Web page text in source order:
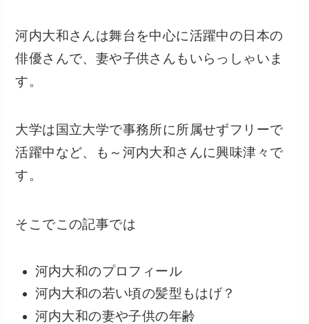
河内大和さんは舞台を中心に活躍中の日本の
俳優さんで、妻や子供さんもいらっしゃいま
す。
大学は国立大学で事務所に所属せずフリーで
活躍中など、も～河内大和さんに興味津々で
す。
そこでこの記事では
河内大和のプロフィール
河内大和の若い頃の髪型もはげ？
河内大和の妻や子供の年齢